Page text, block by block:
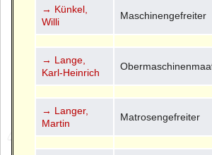
→ Künkel,
Willi
Maschinengefreiter
→ Lange,
Karl-Heinrich
→ Langer,
Martin
Matrosengefreiter